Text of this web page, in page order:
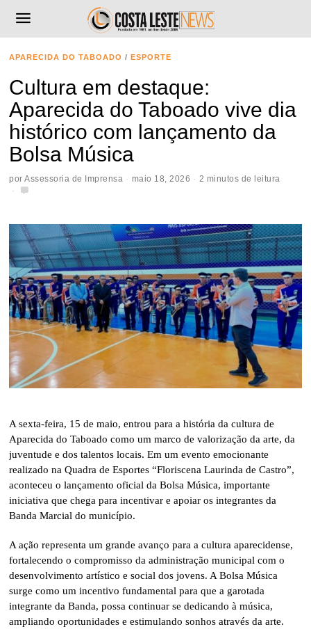
APARECIDA DO TABOADO / ESPORTE
Cultura em destaque:
Aparecida do Taboado vive dia
histórico com lançamento da
Bolsa Música
porAssessoria de Imprensa maio 18, 2026 2 minutos de leitura
A sexta-feira, 15 de maio, entrou para a história da cultura de
Aparecida do Taboado como um marco de valorização da arte, da
juventude e dos talentos locais. Em um evento emocionante
realizado na Quadra de Esportes “Floriscena Laurinda de Castro”,
aconteceu o lançamento oficial da Bolsa Música, importante
iniciativa que chega para incentivar e apoiar os integrantes da
Banda Marcial do município.
A ação representa um grande avanço para a cultura aparecidense,
fortalecendo o compromisso da administração municipal com o
desenvolvimento artístico e social dos jovens. A Bolsa Música
surge como um incentivo fundamental para que a garotada
integrante da Banda, possa continuar se dedicando à música,
ampliando oportunidades e estimulando sonhos através da arte.